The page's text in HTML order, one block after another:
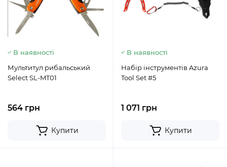
В наявності
Мультитул рибальський
Select SL-MT01
564 грн
Купити
В наявності
Набір інструментів Azura
Tool Set #5
1 071 грн
Купити